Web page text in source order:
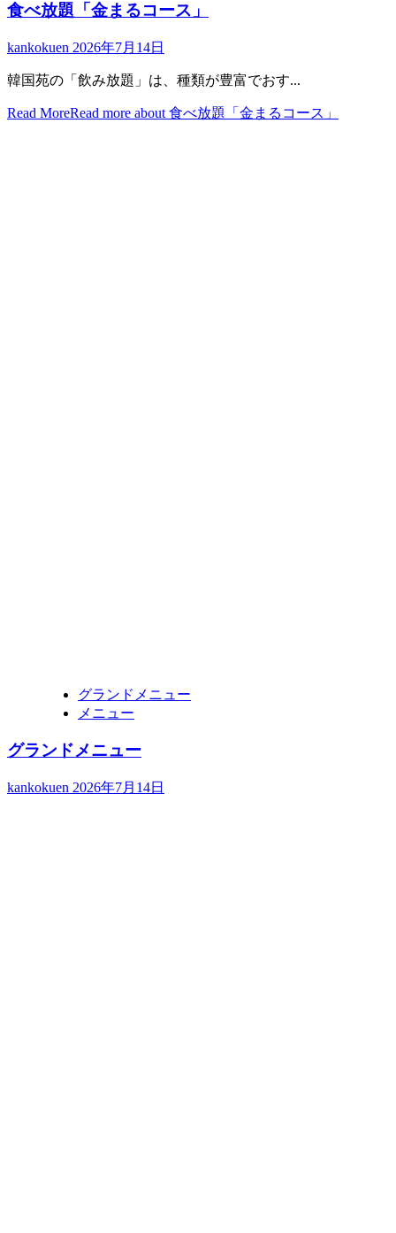
食べ放題「金まるコース」
kankokuen 2026年7月14日
韓国苑の「飲み放題」は、種類が豊富でおす...
Read MoreRead more about 食べ放題「金まるコース」
グランドメニュー
メニュー
グランドメニュー
kankokuen 2026年7月14日